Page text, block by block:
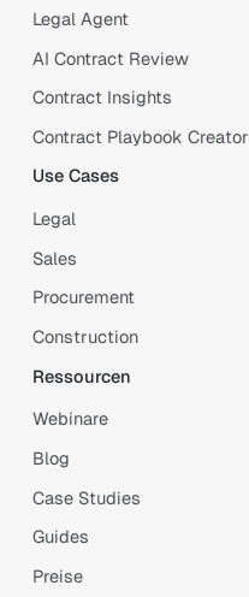
Legal Agent
AI Contract Review
Contract Insights
Contract Playbook Creator
Use Cases
Legal
Sales
Procurement
Construction
Ressourcen
Webinare
Blog
Case Studies
Guides
Preise